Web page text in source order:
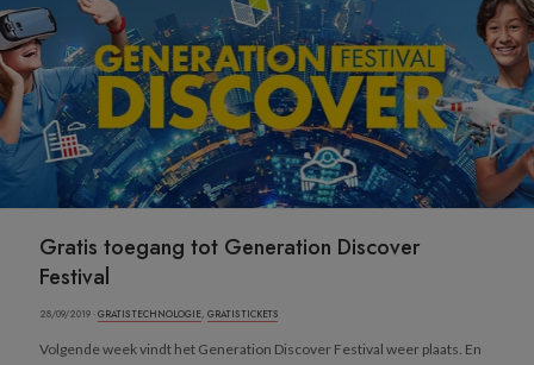
Gratis toegang tot Generation Discover
Festival
28/09/2019 ·GRATIS TECHNOLOGIE, GRATIS TICKETS
Volgende week vindt het Generation Discover Festival weer plaats. En